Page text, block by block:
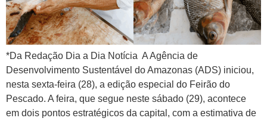
*Da Redação Dia a Dia Notícia A Agência de
Desenvolvimento Sustentável do Amazonas (ADS) iniciou,
nesta sexta-feira (28), a edição especial do Feirão do
Pescado. A feira, que segue neste sábado (29), acontece
em dois pontos estratégicos da capital, com a estimativa de